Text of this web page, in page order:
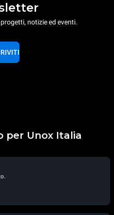
notizie ed eventi.
Unox Italia